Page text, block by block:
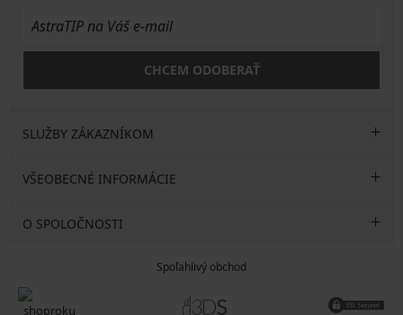
CHCEM ODOBERAŤ
SLUŽBY ZÁKAZNÍKOM
VŠEOBECNÉ INFORMÁCIE
O SPOLOČNOSTI
Spoľahlivý obchod